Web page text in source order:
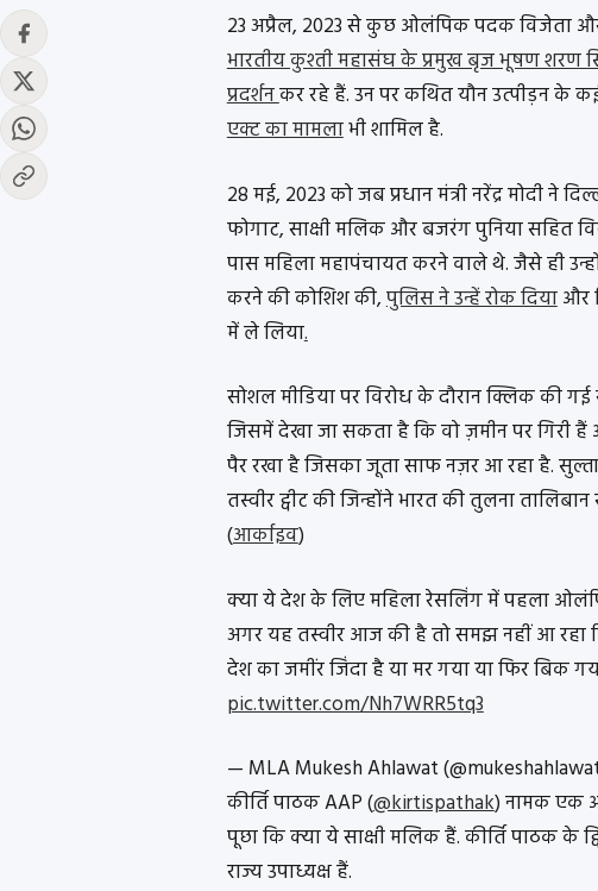
23 अप्रैल, 2023 से कुछ ओलंपिक पदक विजेता
भारतीय कुश्ती महासंघ के प्रमुख बृज भूषण शरण
प्रदर्शनकर रहे हैं. उन पर कथित यौन उत्पीड़न के
एक्ट का मामलाभी शामिल है.
28 मई, 2023 को जब प्रधान मंत्री नरेंद्र मोदी ने
फोगाट, साक्षी मलिक और बजरंग पुनिया सहित
पास महिला महापंचायत करने वाले थे. जैसे ही
करने की कोशिश की,पुलिस ने उन्हें रोक दियाऔर
में ले लिया.
सोशल मीडिया पर विरोध के दौरान क्लिक की
जिसमें देखा जा सकता है कि वो ज़मीन पर गिरी
पैर रखा है जिसका जूता साफ नज़र आ रहा है.
तस्वीर ट्वीट की जिन्होंने भारत की तुलना
(आर्काइव)
क्या ये देश के लिए महिला रेसलिंग में पहला
अगर यह तस्वीर आज की है तो समझ नहीं आ रहा
देश का जमींर जिंदा है या मर गया या फिर बिक
pic.twitter.com/Nh7WRR5tq3
— MLA Mukesh Ahlawat
कीर्ति पाठक AAP (@kirtispathak) नामक एक
पूछा कि क्या ये साक्षी मलिक हैं. कीर्ति पाठक के
राज्य उपाध्यक्ष हैं.